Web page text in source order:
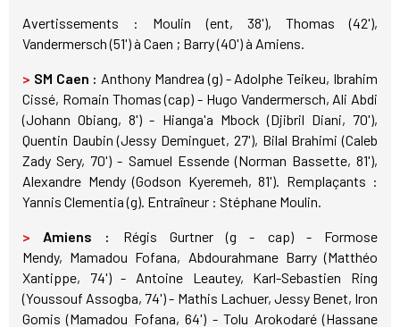
Avertissements : Moulin (ent, 38'), Thomas (42'),
Vandermersch (51') à Caen ; Barry (40') à Amiens.
> SM Caen : Anthony Mandrea (g) - Adolphe Teikeu, Ibrahim
Cissé, Romain Thomas (cap) - Hugo Vandermersch, Ali Abdi
(Johann Obiang, 8') - Hianga'a Mbock (Djibril Diani, 70'),
Quentin Daubin (Jessy Deminguet, 27'), Bilal Brahimi (Caleb
Zady Sery, 70') - Samuel Essende (Norman Bassette, 81'),
Alexandre Mendy (Godson Kyeremeh, 81'). Remplaçants :
Yannis Clementia (g). Entraîneur : Stéphane Moulin.
> Amiens :
Régis Gurtner (g - cap) - Formose
Mendy, Mamadou Fofana, Abdourahmane Barry (Matthéo
Xantippe, 74') - Antoine Leautey, Karl-Sebastien Ring
(Youssouf Assogba, 74') - Mathis Lachuer, Jessy Benet, Iron
Gomis (Mamadou Fofana, 64') - Tolu Arokodaré (Hassane